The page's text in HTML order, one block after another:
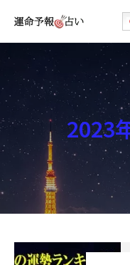
運命予報占い
運命予報占いとは
あなたの所属部屋を探そ
最恐の相性占い
秘伝公開！吉凶カレンダー
記事カテゴリー
2023